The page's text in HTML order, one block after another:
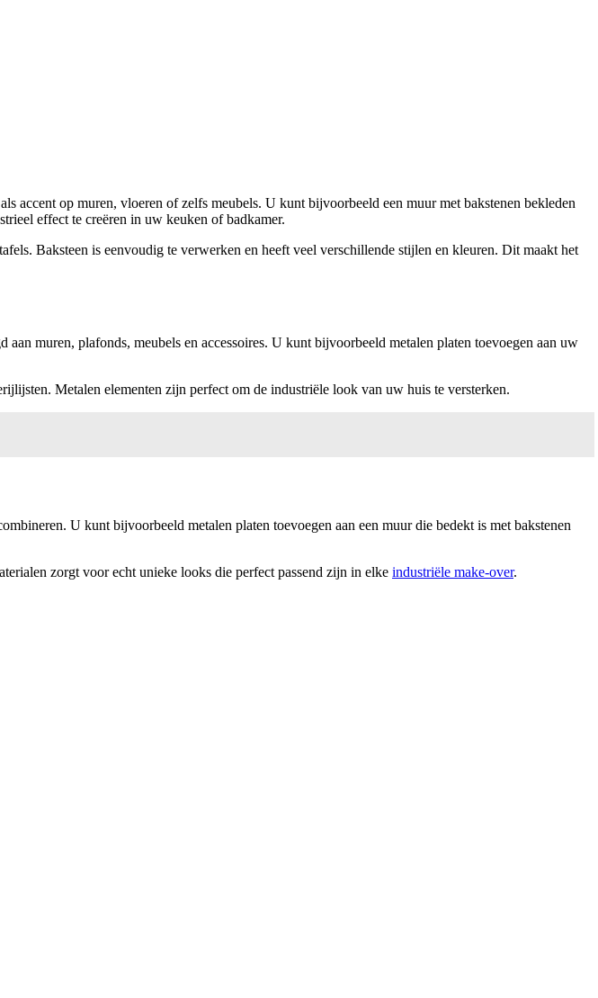
accent op muren, vloeren of zelfs meubels. U kunt bijvoorbeeld een muur met bakstenen bekleden
effect te creëren in uw keuken of badkamer.
Baksteen is eenvoudig te verwerken en heeft veel verschillende stijlen en kleuren. Dit maakt het
muren, plafonds, meubels en accessoires. U kunt bijvoorbeeld metalen platen toevoegen aan uw
Metalen elementen zijn perfect om de industriële look van uw huis te versterken.
U kunt bijvoorbeeld metalen platen toevoegen aan een muur die bedekt is met bakstenen
zorgt voor echt unieke looks die perfect passend zijn in elke industriële make-over.